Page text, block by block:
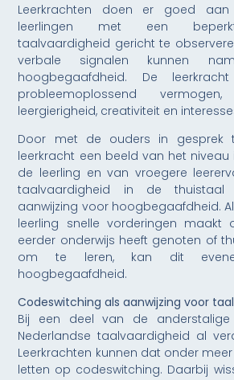
Leerkrachten doen er goed
leerlingen met een
taalvaardigheid gericht te
verbale signalen kunnen
hoogbegaafdheid. De
probleemoplossend vermogen,
leergierigheid, creativiteit en
Door met de ouders in gesprek
leerkracht een beeld van het
de leerling en van vroegere
taalvaardigheid in de
aanwijzing voor hoogbegaafdheid.
leerling snelle vorderingen
eerder onderwijs heeft genoten of
om te leren, kan dit
hoogbegaafdheid.
Codeswitching als aanwijzing voor
Bij een deel van de
Nederlandse taalvaardigheid al
Leerkrachten kunnen dat onder
letten op codeswitching. Daarbij